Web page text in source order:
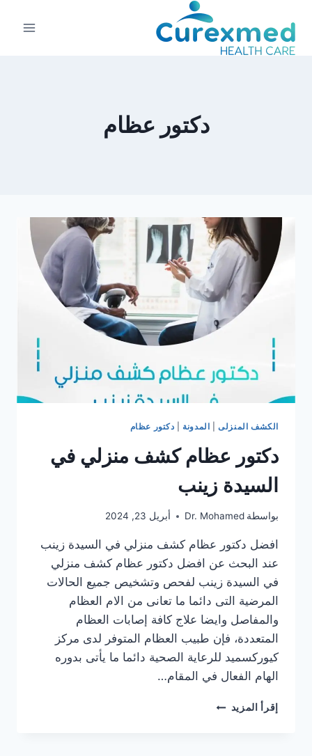
المحتوى
دكتور عظام
الكشف المنزلى| المدونة دكتور عظام
دكتور عظام كشف منزلي في
السيدة زينب
بواسطة Dr. Mohamed أبريل 23, 2024
افضل دكتور عظام كشف منزلي في السيدة زينب
عند البحث عن افضل دكتور عظام كشف منزلي
في السيدة زينب لفحص وتشخيص جميع الحالات
المرضية التى دائما ما تعانى من الام العظام
والمفاصل وايضا علاج كافة إصابات العظام
المتعددة، فإن طبيب العظام المتوفر لدى مركز
كيوركسميد للرعاية الصحية دائما ما يأتى بدوره
الهام الفعال في المقام…
إقرأ المزيد دكتور